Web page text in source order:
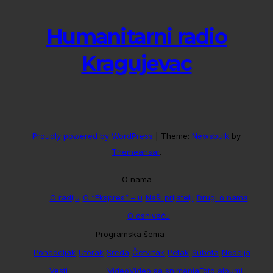
Humanitarni radio
Kragujevac
Proudly powered by WordPress Theme: Newsbulk by
Themeansar.
O nama
O radiju O “Ekspres” – u Naši prijatelji Drugi o nama
O osnivaču
Programska šema
Ponedeljak Utorak Sreda Četvrtak Petak Subota Nedelja
Vesti
VideoVideo sa snimanjaFoto albumi